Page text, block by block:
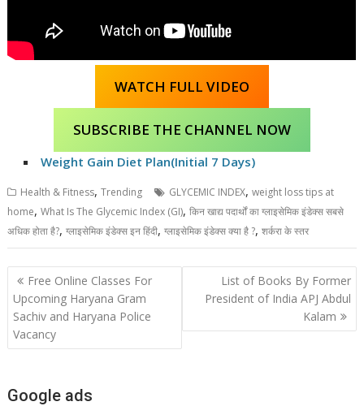
WATCH FULL VIDEO
SUBSCRIBE THE CHANNEL NOW
Weight Gain Diet Plan(Initial 7 Days)
Health & Fitness,Trending GLYCEMIC INDEX,weight loss tips at
home,What Is The Glycemic Index (GI),किन खाद्य पदार्थों का ग्लाइसेमिक इंडेक्स सबसे
अधिक होता है?,ग्लाइसेमिक इंडेक्स इन हिंदी,ग्लाइसेमिक इंडेक्स क्या है ?,शर्करा के स्तर
Post
navigation
Free Online Classes For
Upcoming Haryana Gram
Sachiv and Haryana Police
Vacancy
List of Books By Former
President of India APJ Abdul
Kalam
Google ads